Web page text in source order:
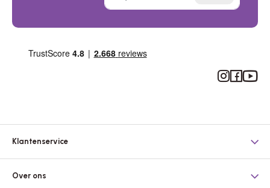
Instagram
Facebook
Klantenservice
Over ons